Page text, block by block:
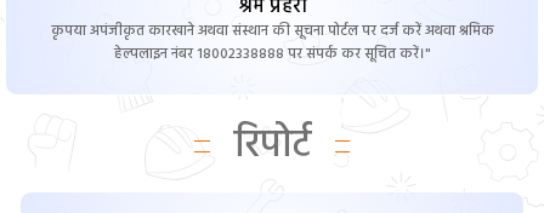
श्रम प्रहरी
कृपया अपंजीकृत कारखाने अथवा संस्थान की सूचना पोर्टल पर दर्ज करें अथवा श्रमिक
हेल्पलाइन नंबर 18002338888 पर संपर्क कर सूचित करें।"
रिपोर्ट